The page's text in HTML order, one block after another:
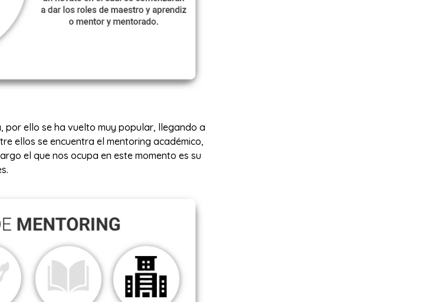
por ello se ha vuelto muy popular, llegando a
ellos se encuentra el mentoring académico,
el que nos ocupa en este momento es su